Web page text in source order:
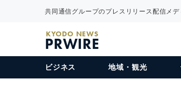
共同通信グループのプレスリリース配信メデ
KYODO NEWS
PRWIRE
ビジネス 地域・観光